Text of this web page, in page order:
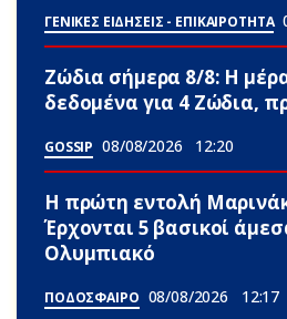
ΓΕΝΙΚΕΣ ΕΙΔΗΣΕΙΣ - ΕΠΙΚΑΙΡΟΤΗΤΑ
Ζώδια σήμερα 8/8: Η
δεδομένα για 4 Zώδια,
GOSSIP 08/08/2026 12:20
Η πρώτη εντολή
Έρχονται 5 βασικοί
Ολυμπιακό
ΠΟΔΟΣΦΑΙΡΟ 08/08/2026 12:17